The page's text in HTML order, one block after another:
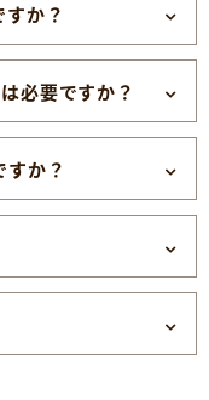
か？
必要ですか？
すか？